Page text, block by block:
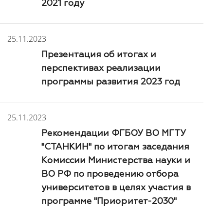
2021 году
25.11.2023
Презентация об итогах и
перспективах реализации
программы развития 2023 год
25.11.2023
Рекомендации ФГБОУ ВО МГТУ
"СТАНКИН" по итогам заседания
Комиссии Министерства науки и
ВО РФ по проведению отбора
университетов в целях участия в
программе "Приоритет-2030"